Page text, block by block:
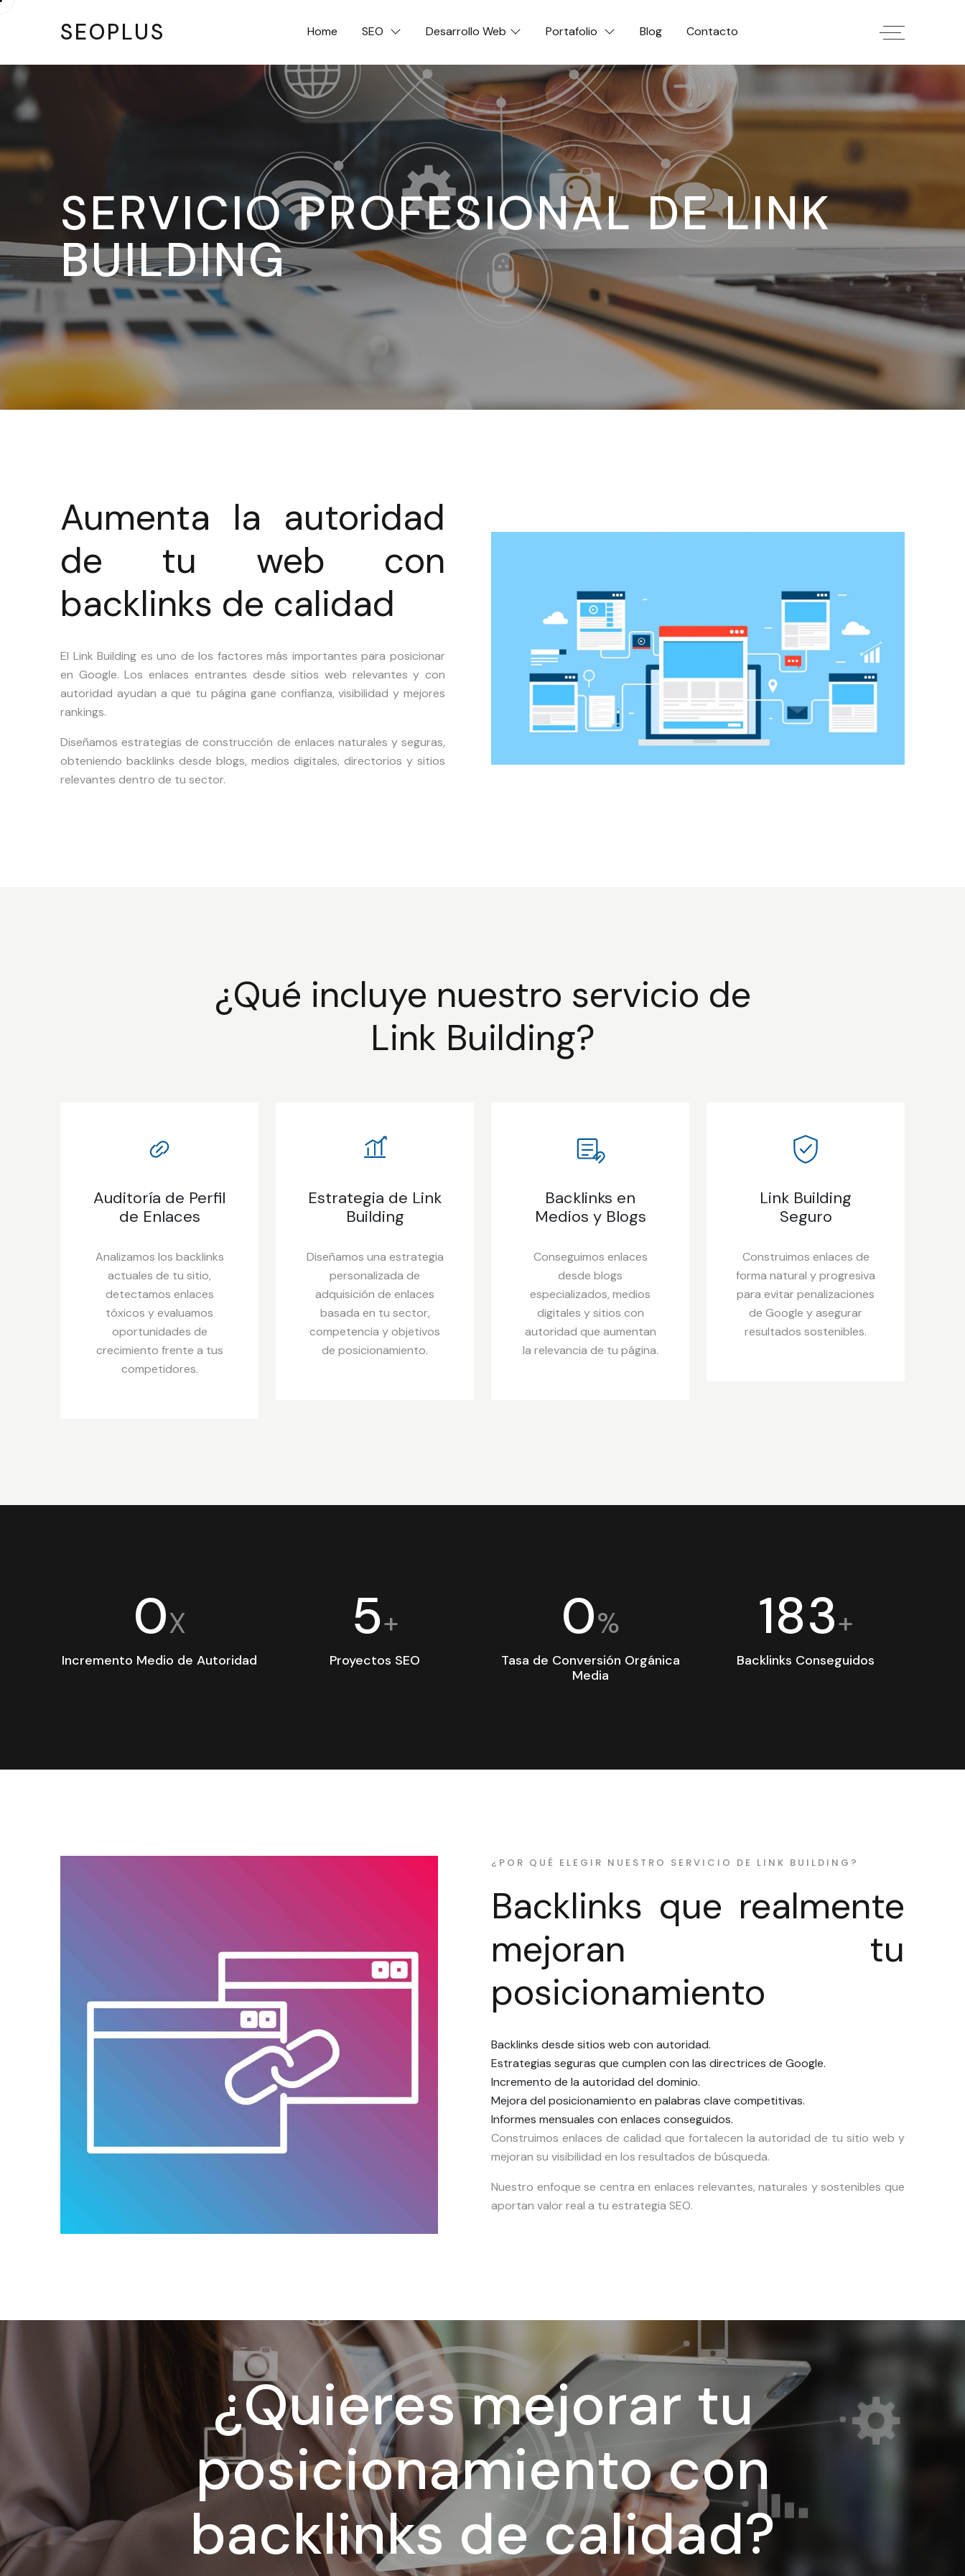
SEOPLUS Home SEO Desarrollo Web Portafolio Blog Contacto
SERVICIO PROFESIONAL DE LINK
BUILDING
Aumenta la autoridad
de tu web con
backlinks de calidad
El Link Building es uno de los factores más importantes para posicionar
en Google. Los enlaces entrantes desde sitios web relevantes y con
autoridad ayudan a que tu página gane confianza, visibilidad y mejores
rankings.
Diseñamos estrategias de construcción de enlaces naturales y seguras,
obteniendo backlinks desde blogs, medios digitales, directorios y sitios
relevantes dentro de tu sector.
¿Qué incluye nuestro servicio de
Link Building?
Auditoría de Perfil
de Enlaces
Analizamos los backlinks
actuales de tu sitio,
detectamos enlaces
tóxicos y evaluamos
oportunidades de
crecimiento frente a tus
competidores.
Estrategia de Link
Building
Diseñamos una estrategia
personalizada de
adquisición de enlaces
basada en tu sector,
competencia y objetivos
de posicionamiento.
Backlinks en
Medios y Blogs
Conseguimos enlaces
desde blogs
especializados, medios
digitales y sitios con
autoridad que aumentan
la relevancia de tu página.
Link Building
Seguro
Construimos enlaces de
forma natural y progresiva
para evitar penalizaciones
de Google y asegurar
resultados sostenibles.
0X
Incremento Medio de Autoridad
5+
Proyectos SEO
0%
Tasa de Conversión Orgánica
Media
183+
Backlinks Conseguidos
¿POR QUÉ ELEGIR NUESTRO SERVICIO DE LINK BUILDING?
Backlinks que realmente
mejoran tu
posicionamiento
Backlinks desde sitios web con autoridad.
Estrategias seguras que cumplen con las directrices de Google.
Incremento de la autoridad del dominio.
Mejora del posicionamiento en palabras clave competitivas.
Informes mensuales con enlaces conseguidos.
Construimos enlaces de calidad que fortalecen la autoridad de tu sitio web y
mejoran su visibilidad en los resultados de búsqueda.
Nuestro enfoque se centra en enlaces relevantes, naturales y sostenibles que
aportan valor real a tu estrategia SEO.
¿Quieres mejorar tu
posicionamiento con
backlinks de calidad?